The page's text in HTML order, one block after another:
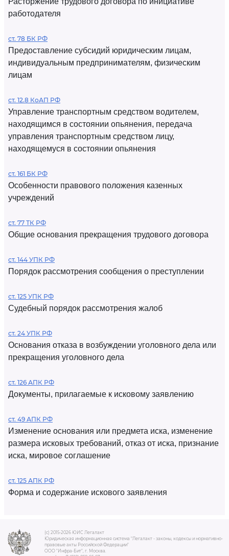
работодателя
ст. 78 БК РФ
Предоставление субсидий юридическим лицам,
индивидуальным предпринимателям, физическим
лицам
ст. 12.8 КоАП РФ
Управление транспортным средством водителем,
находящимся в состоянии опьянения, передача
управления транспортным средством лицу,
находящемуся в состоянии опьянения
ст. 161 БК РФ
Особенности правового положения казенных
учреждений
ст. 77 ТК РФ
Общие основания прекращения трудового договора
ст. 144 УПК РФ
Порядок рассмотрения сообщения о преступлении
ст. 125 УПК РФ
Судебный порядок рассмотрения жалоб
ст. 24 УПК РФ
Основания отказа в возбуждении уголовного дела или
прекращения уголовного дела
ст. 126 АПК РФ
Документы, прилагаемые к исковому заявлению
ст. 49 АПК РФ
Изменение основания или предмета иска, изменение
размера исковых требований, отказ от иска, признание
иска, мировое соглашение
ст. 125 АПК РФ
Форма и содержание искового заявления
(c) 2015-2026 ЮИС Легалакт
Юридическая информационная система "Легалакт - законы, кодексы и нормативно-
правовые акты Российской Федерации"
ООО "Инфра-Бит", г. Москва.